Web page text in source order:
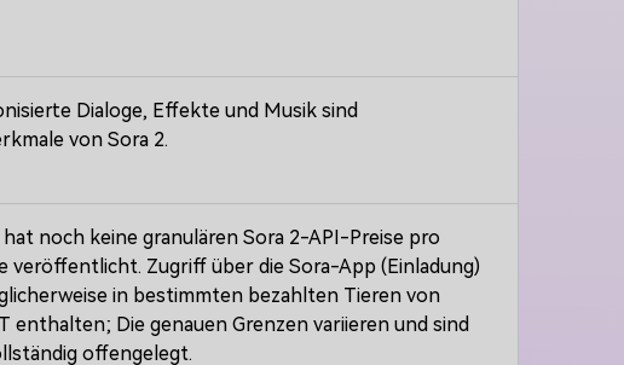
Dialoge, Effekte und Musik sind
von Sora 2.
noch keine granulären Sora 2-API-Preise pro
veröffentlicht. Zugriff über die Sora-App (Einladung)
in bestimmten bezahlten Tieren von
enthalten; Die genauen Grenzen variieren und sind
offengelegt.